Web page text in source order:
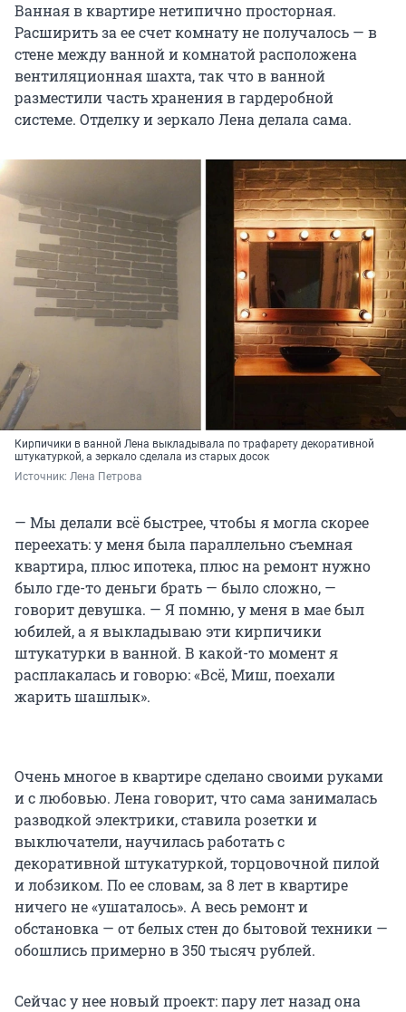
Ванная в квартире нетипично просторная.
Расширить за ее счет комнату не получалось — в
стене между ванной и комнатой расположена
вентиляционная шахта, так что в ванной
разместили часть хранения в гардеробной
системе. Отделку и зеркало Лена делала сама.
Кирпичики в ванной Лена выкладывала по трафарету декоративной
штукатуркой, а зеркало сделала из старых досок
Источник: Лена Петрова
— Мы делали всё быстрее, чтобы я могла скорее
переехать: у меня была параллельно съемная
квартира, плюс ипотека, плюс на ремонт нужно
было где-то деньги брать — было сложно, —
говорит девушка. — Я помню, у меня в мае был
юбилей, а я выкладываю эти кирпичики
штукатурки в ванной. В какой-то момент я
расплакалась и говорю: «Всё, Миш, поехали
жарить шашлык».
Очень многое в квартире сделано своими руками
и с любовью. Лена говорит, что сама занималась
разводкой электрики, ставила розетки и
выключатели, научилась работать с
декоративной штукатуркой, торцовочной пилой
и лобзиком. По ее словам, за 8 лет в квартире
ничего не «ушаталось». А весь ремонт и
обстановка — от белых стен до бытовой техники —
обошлись примерно в 350 тысяч рублей.
Сейчас у нее новый проект: пару лет назад она